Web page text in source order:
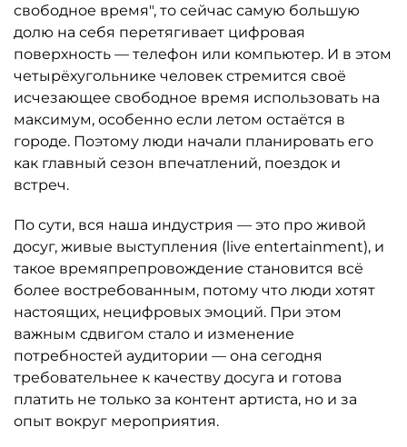
свободное время", то сейчас самую большую
долю на себя перетягивает цифровая
поверхность — телефон или компьютер. И в этом
четырёхугольнике человек стремится своё
исчезающее свободное время использовать на
максимум, особенно если летом остаётся в
городе. Поэтому люди начали планировать его
как главный сезон впечатлений, поездок и
встреч.
По сути, вся наша индустрия — это про живой
досуг, живые выступления (live entertainment), и
такое времяпрепровождение становится всё
более востребованным, потому что люди хотят
настоящих, нецифровых эмоций. При этом
важным сдвигом стало и изменение
потребностей аудитории — она сегодня
требовательнее к качеству досуга и готова
платить не только за контент артиста, но и за
опыт вокруг мероприятия.